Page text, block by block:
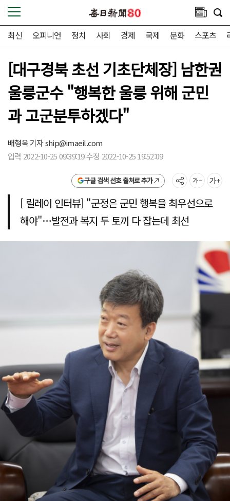
최신 오피니언 정치 사회 경제 국제 문화 스포츠
[대구경북 초선 기초단체장] 남한권
울릉군수 "행복한 울릉 위해 군민
과 고군분투하겠다"
배형욱 기자ship@imaeil.com
입력 2022-10-25 09:39:19 수정 2022-10-25 19:52:09
구글 검색 선호 출처로 추가
[ 릴레이 인터뷰] "군정은 군민 행복을 최우선으로
해야"…발전과 복지 두 토끼 다 잡는데 최선